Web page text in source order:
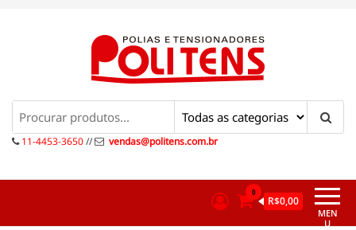
Politens Polias e tensionadores
11-4453-3650// vendas@politens.com.br
MEN
U
0
R$0,00